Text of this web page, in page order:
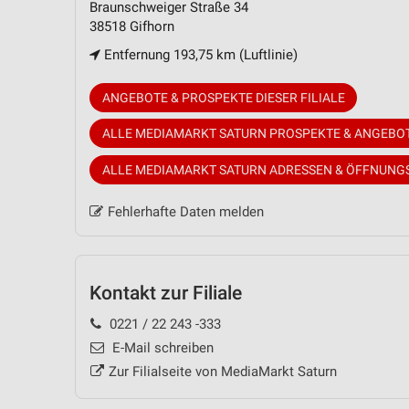
Braunschweiger Straße 34
38518 Gifhorn
Entfernung 193,75 km (Luftlinie)
ANGEBOTE & PROSPEKTE DIESER FILIALE
ALLE MEDIAMARKT SATURN PROSPEKTE &
ALLE MEDIAMARKT SATURN ADRESSEN &
Fehlerhafte Daten melden
Kontakt zur Filiale
0221 / 22 243 -333
E-Mail schreiben
Zur Filialseite von MediaMarkt Saturn